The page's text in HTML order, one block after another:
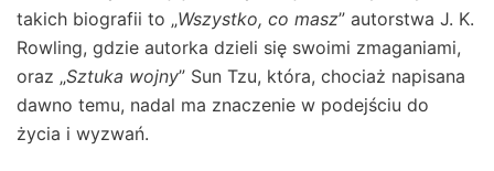
takich biografii to „Wszystko, co masz” autorstwa J. K.
Rowling, gdzie autorka dzieli się swoimi zmaganiami,
oraz „Sztuka wojny” Sun Tzu, która, chociaż napisana
dawno temu, nadal ma znaczenie w podejściu do
życia i wyzwań.